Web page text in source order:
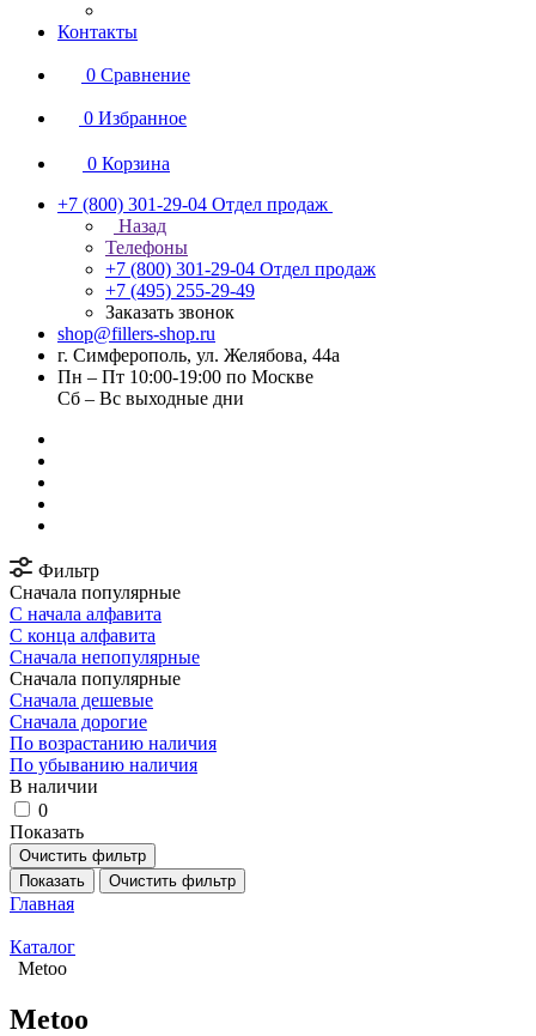
Контакты
0 Сравнение
0 Избранное
0 Корзина
+7 (800) 301-29-04 Отдел продаж
Назад
Телефоны
+7 (800) 301-29-04 Отдел продаж
+7 (495) 255-29-49
Заказать звонок
shop@fillers-shop.ru
г. Симферополь, ул. Желябова, 44а
Пн – Пт 10:00-19:00 по Москве
Сб – Вс выходные дни
Фильтр
Сначала популярные
С начала алфавита
С конца алфавита
Сначала непопулярные
Сначала популярные
Сначала дешевые
Сначала дорогие
По возрастанию наличия
По убыванию наличия
В наличии
0
Показать
Очистить фильтр
Показать
Очистить фильтр
Главная
Каталог
Metoo
Metoo